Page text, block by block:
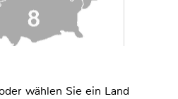
wählen Sie ein Land